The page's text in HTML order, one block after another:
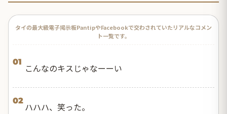
タイの最大級電子掲示板PantipやFacebookで交わされていたリアルなコメン
ト一覧です。
01
こんなのキスじゃなーーい
02
ハハハ、笑った。